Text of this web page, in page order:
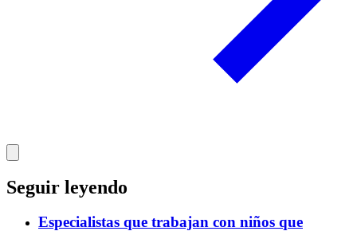
Seguir leyendo
Especialistas que trabajan con niños que